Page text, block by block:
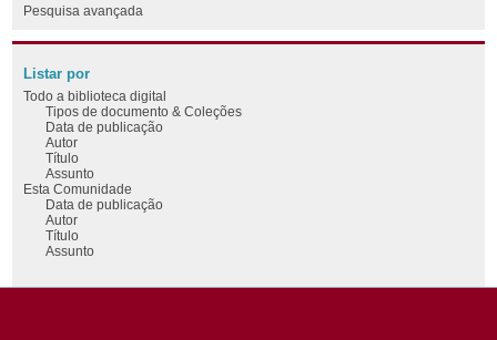
Pesquisa avançada
Listar por
Todo a biblioteca digital
Tipos de documento & Coleções
Data de publicação
Autor
Título
Assunto
Esta Comunidade
Data de publicação
Autor
Título
Assunto